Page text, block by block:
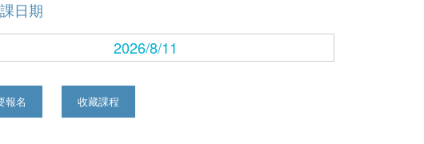
日期
2026/8/11
報名 收藏課程